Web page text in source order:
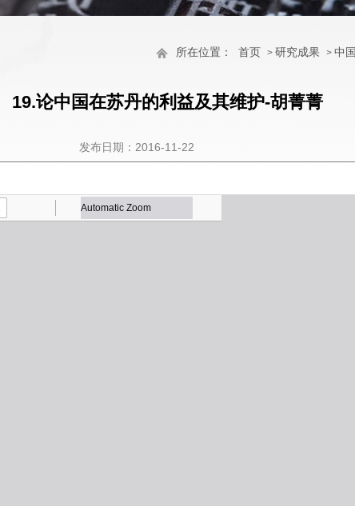
所在位置： 首页 > 研究成果 > 中
19.论中国在苏丹的利益及其维护-胡菁菁
发布日期：2016-11-22